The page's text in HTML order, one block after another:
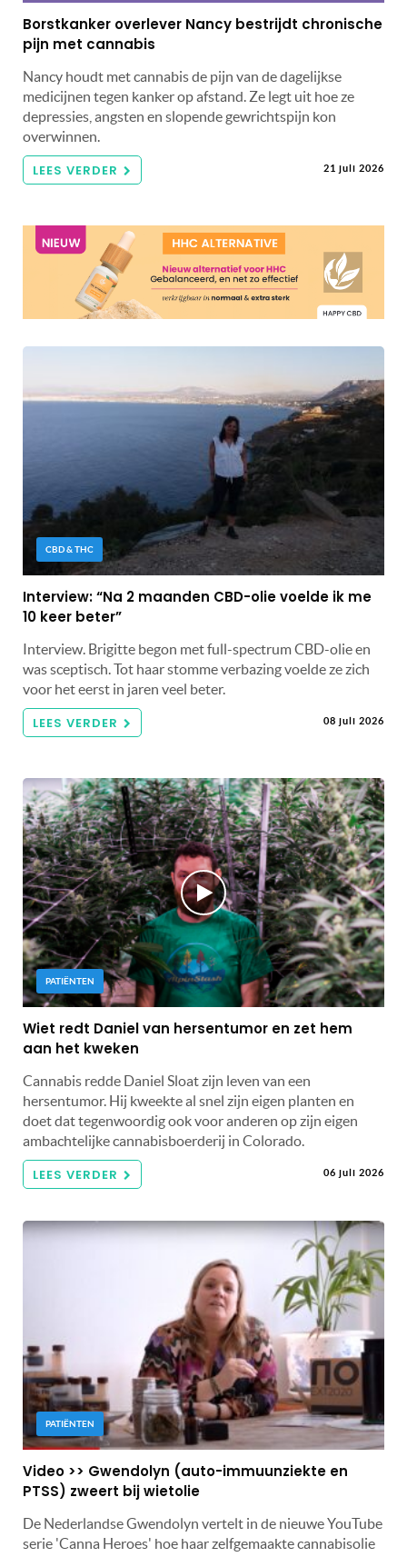
Borstkanker overlever Nancy bestrijdt chronische
pijn met cannabis
Nancy houdt met cannabis de pijn van de dagelijkse
medicijnen tegen kanker op afstand. Ze legt uit hoe ze
depressies, angsten en slopende gewrichtspijn kon
overwinnen.
LEES VERDER 21 juli 2026
CBD & THC
Interview: “Na 2 maanden CBD-olie voelde ik me
10 keer beter”
Interview. Brigitte begon met full-spectrum CBD-olie en
was sceptisch. Tot haar stomme verbazing voelde ze zich
voor het eerst in jaren veel beter.
LEES VERDER 08 juli 2026
PATIËNTEN
Wiet redt Daniel van hersentumor en zet hem
aan het kweken
Cannabis redde Daniel Sloat zijn leven van een
hersentumor. Hij kweekte al snel zijn eigen planten en
doet dat tegenwoordig ook voor anderen op zijn eigen
ambachtelijke cannabisboerderij in Colorado.
LEES VERDER 06 juli 2026
PATIËNTEN
Video >> Gwendolyn (auto-immuunziekte en
PTSS) zweert bij wietolie
De Nederlandse Gwendolyn vertelt in de nieuwe YouTube
serie 'Canna Heroes' hoe haar zelfgemaakte cannabisolie